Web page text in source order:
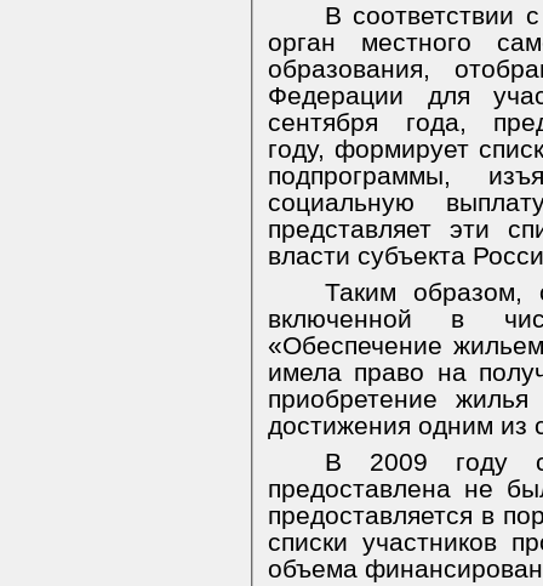
В соответствии
орган местного
образования,
Федерации для
сентября года,
году, формирует
подпрограммы,
социальную
представляет эти
власти субъекта
Таким образом,
включенной в
«Обеспечение
имела право на
приобретение
достижения одним из
В 2009 году
предоставлена не
предоставляется в
списки участников
объема